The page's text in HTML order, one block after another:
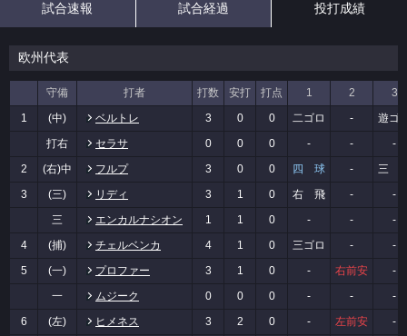
試合速報 試合経過 投打成績
欧州代表
守備 打者 打数 安打 打点 1 2
3
1
(中) ベルトレ 3 0 0 二ゴロ -
遊ゴ
打右
セラサ 0 0 0 - -
-
2
(右)中 フルプ 3 0 0 四 球 -
三
3
(三) リディ 3 1 0 右 飛 -
-
三
エンカルナシオン 1 1 0 - -
-
4
(捕) チェルベンカ 4 1 0 三ゴロ -
-
5
(一) プロファー 3 1 0 - 右前安
-
一
ムジーク 0 0 0 - -
-
6
(左) ヒメネス 3 2 0 - 左前安
-